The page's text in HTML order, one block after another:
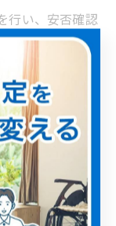
行い、安否確認
す。深夜帯は緊
安全を守るこ
ッフへの申し
、限られた人
理とチームワ